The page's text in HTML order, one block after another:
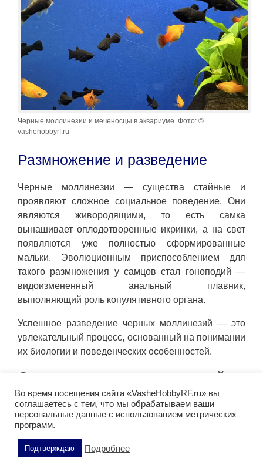
Черные моллинезии и меченосцы в аквариуме. Фото: ©
vashehobbyrf.ru
Размножение и разведение
Черные моллинезии — существа стайные и
проявляют сложное социальное поведение. Они
являются живородящими, то есть самка
вынашивает оплодотворенные икринки, а на свет
появляются уже полностью сформированные
мальки. Эволюционным приспособлением для
такого размножения у самцов стал гоноподий —
видоизмененный анальный плавник,
выполняющий роль копулятивного органа.
Успешное разведение черных моллинезий — это
увлекательный процесс, основанный на понимании
их биологии и поведенческих особенностей.
Создание идеальных условий
Чтобы стимулировать нерест, необходимо
воссоздать в аквариуме среду, близкую к
идеальной. Ключевые параметры включают:
Температурный режим: оптимальная
Во время посещения сайта «VasheHobbyRF.ru» вы
соглашаетесь с тем, что мы обрабатываем ваши
персональные данные с использованием метрических
программ.
Подтверждаю Подробнее